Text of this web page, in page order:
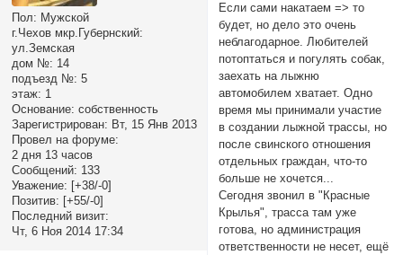
Пол: Мужской
г.Чехов мкр.Губернский:
ул.Земская
дом №: 14
подъезд №: 5
этаж: 1
Основание: собственность
Зарегистрирован: Вт, 15 Янв 2013
Провел на форуме:
2 дня 13 часов
Сообщений: 133
Уважение: [+38/-0]
Позитив: [+55/-0]
Последний визит:
Чт, 6 Ноя 2014 17:34
Если сами накатаем => то
будет, но дело это очень
неблагодарное. Любителей
потоптаться и погулять собак,
заехать на лыжню
автомобилем хватает. Одно
время мы принимали участие
в создании лыжной трассы, но
после свинского отношения
отдельных граждан, что-то
больше не хочется...
Сегодня звонил в "Красные
Крылья", трасса там уже
готова, но администрация
ответственности не несет, ещё